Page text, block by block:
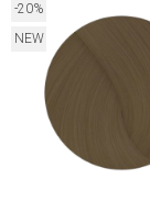
-20%
NEW